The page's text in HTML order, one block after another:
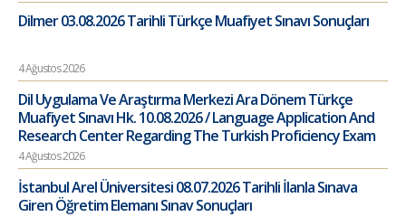
Dilmer 03.08.2026 Tarihli Türkçe Muafiyet Sınavı Sonuçları
4 Ağustos 2026
Dil Uygulama Ve Araştırma Merkezi Ara Dönem Türkçe
Muafiyet Sınavı Hk. 10.08.2026 / Language Application And
Research Center Regarding The Turkish Proficiency Exam
4 Ağustos 2026
İstanbul Arel Üniversitesi 08.07.2026 Tarihli İlanla Sınava
Giren Öğretim Elemanı Sınav Sonuçları